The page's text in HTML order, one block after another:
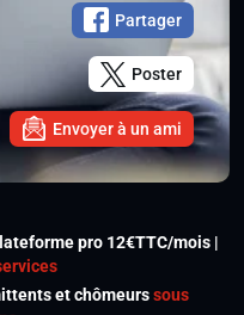
Partager
Poster
Envoyer à un ami
pro 12€TTC/mois |
et chômeurssous